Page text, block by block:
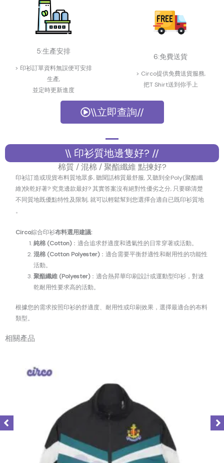
5:生產安排
> 印衫訂單資料無誤便可安排
生產,
並定時更新進度
6:免費送貨
> Circo提供免費送貨服務,
把T Shirt送到你手上
\\立即查詢//
\\ 印衫質地邊隻好? //
棉質 / 混棉 / 聚酯纖維 點揀好?
印衫訂造或現貨布料質地眾多, 聽聞話棉質最舒服, 又聽到全Poly(聚酯纖
維)快乾好著? 究竟邊款最好? 其實答案沒有絕對性優劣之分, 只要睇清楚
不同質地既優點特性及限制, 就可以輕鬆幫到您選擇合適自已既印衫質地
。
Circo綜合印衫布料選用建議:
純棉 (Cotton)：適合追求舒適度和透氣性的日常穿著或活動。
混棉 (Cotton Polyester)：適合需要平衡舒適性和耐用性的功能性
活動。
聚酯纖維 (Polyester)：適合熱昇華印刷設計或運動型印衫，對速
乾耐用性要求高的活動。
根據您的需求按照印衫的舒適度、耐用性或印刷效果，選擇最適合的布料
類型。
相關產品